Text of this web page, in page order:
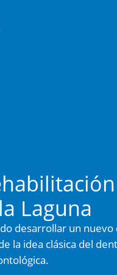
Laguna
desarrollar un nuevo
la idea clásica del